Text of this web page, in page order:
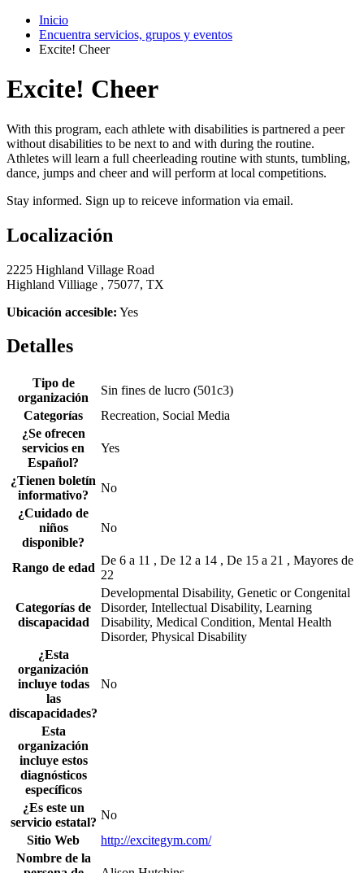
Inicio
Encuentra servicios, grupos y eventos
Excite! Cheer
Excite! Cheer
With this program, each athlete with disabilities is partnered a peer
without disabilities to be next to and with during the routine.
Athletes will learn a full cheerleading routine with stunts, tumbling,
dance, jumps and cheer and will perform at local competitions.
Stay informed. Sign up to reiceve information via email.
Localización
2225 Highland Village Road
Highland Villiage , 75077, TX
Ubicación accesible: Yes
Detalles
Tipo de
organización
Sin fines de lucro (501c3)
Categorías
Recreation, Social Media
¿Se ofrecen
servicios en
Español?
Yes
¿Tienen boletín
informativo?
No
¿Cuidado de
niños
disponible?
No
Rango de edad
De 6 a 11 , De 12 a 14 , De 15 a 21 , Mayores de
22
Categorías de
discapacidad
Developmental Disability, Genetic or Congenital
Disorder, Intellectual Disability, Learning
Disability, Medical Condition, Mental Health
Disorder, Physical Disability
¿Esta
organización
incluye todas
las
discapacidades?
No
Esta
organización
incluye estos
diagnósticos
específicos
¿Es este un
servicio estatal?
No
Sitio Web
http://excitegym.com/
Nombre de la